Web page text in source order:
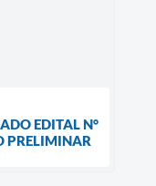
EDITAL N°
PRELIMINAR